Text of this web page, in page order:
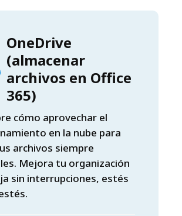
OneDrive
(almacenar
archivos en Office
365)
cómo aprovechar el
en la nube para
archivos siempre
Mejora tu organización
sin interrupciones, estés